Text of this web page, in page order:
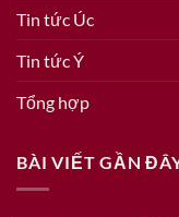
Tin tức Úc
Tin tức Ý
Tổng hợp
BÀI VIẾT GẦN